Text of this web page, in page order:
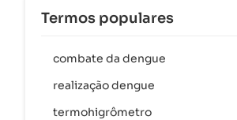
Termos populares
combate da dengue
realização dengue
termohigrômetro